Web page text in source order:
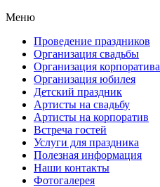
Меню
Проведение праздников
Организация свадьбы
Организация корпоратива
Организация юбилея
Детский праздник
Артисты на свадьбу
Артисты на корпоратив
Встреча гостей
Услуги для праздника
Полезная информация
Наши контакты
Фотогалерея